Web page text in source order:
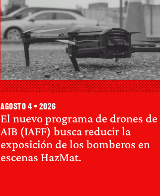
El nuevo programa de drones
AIB (IAFF) busca reducir la
exposición de los bomberos en
escenas HazMat.
agosto 4 • 2026